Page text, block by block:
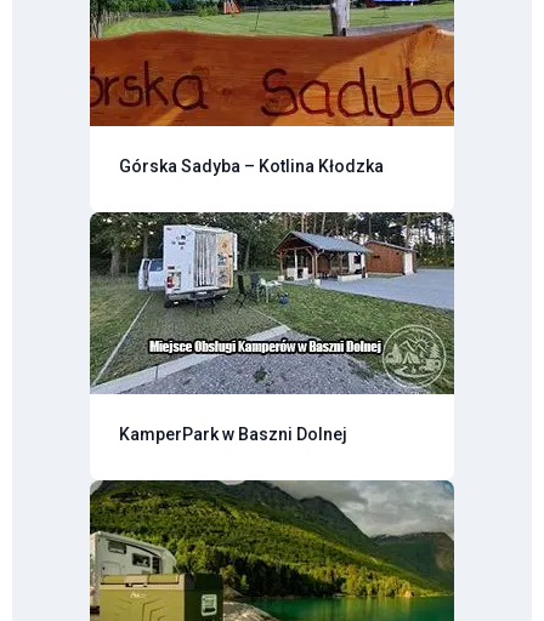
Górska Sadyba – Kotlina Kłodzka
KamperPark w Baszni Dolnej